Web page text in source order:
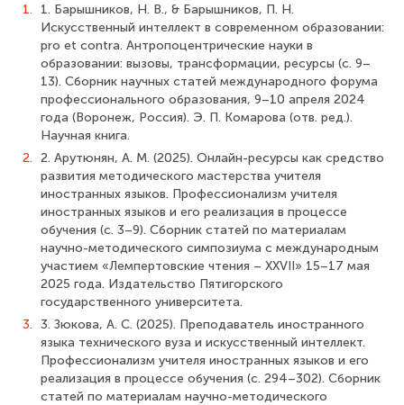
1.
1. Барышников, Н. В., & Барышников, П. Н.
Искусственный интеллект в современном образовании:
pro et contra. Антропоцентрические науки в
образовании: вызовы, трансформации, ресурсы (с. 9–
13). Сборник научных статей международного форума
профессионального образования, 9–10 апреля 2024
года (Воронеж, Россия). Э. П. Комарова (отв. ред.).
Научная книга.
2. 2. Арутюнян, А. М. (2025). Онлайн-ресурсы как средство
развития методического мастерства учителя
иностранных языков. Профессионализм учителя
иностранных языков и его реализация в процессе
обучения (с. 3–9). Сборник статей по материалам
научно-методического симпозиума с международным
участием «Лемпертовские чтения – XXVII» 15–17 мая
2025 года. Издательство Пятигорского
государственного университета.
3. 3. Зюкова, А. С. (2025). Преподаватель иностранного
языка технического вуза и искусственный интеллект.
Профессионализм учителя иностранных языков и его
реализация в процессе обучения (с. 294–302). Сборник
статей по материалам научно-методического